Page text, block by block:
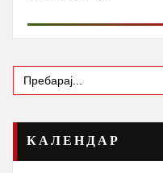
Search
for:
КАЛЕНДАР